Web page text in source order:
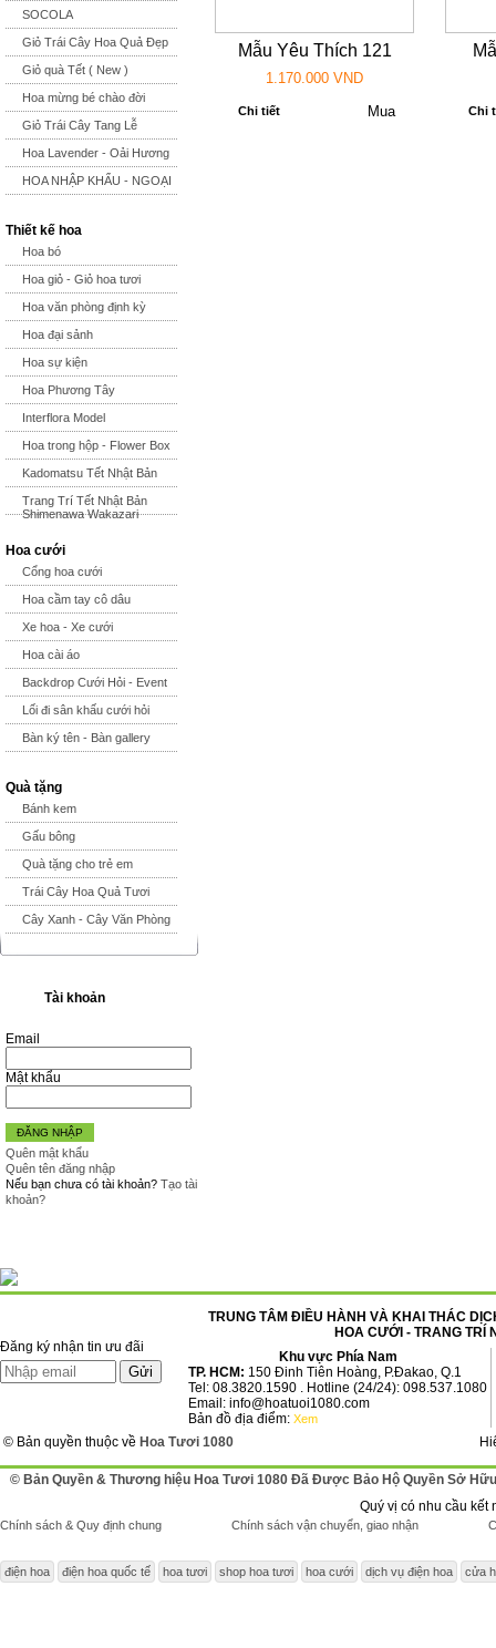
SOCOLA
Giỏ Trái Cây Hoa Quả Đẹp
Giỏ quà Tết ( New )
Hoa mừng bé chào đời
Giỏ Trái Cây Tang Lễ
Hoa Lavender - Oải Hương
HOA NHẬP KHẨU - NGOẠI
Thiết kế hoa
Hoa bó
Hoa giỏ - Giỏ hoa tươi
Hoa văn phòng định kỳ
Hoa đại sảnh
Hoa sự kiện
Hoa Phương Tây
Interflora Model
Hoa trong hộp - Flower Box
Kadomatsu Tết Nhật Bản
Trang Trí Tết Nhật Bản
Shimenawa Wakazari
Hoa cưới
Cổng hoa cưới
Hoa cầm tay cô dâu
Xe hoa - Xe cưới
Hoa cài áo
Backdrop Cưới Hỏi - Event
Lối đi sân khấu cưới hỏi
Bàn ký tên - Bàn gallery
Quà tặng
Bánh kem
Gấu bông
Quà tặng cho trẻ em
Trái Cây Hoa Quả Tươi
Cây Xanh - Cây Văn Phòng
Tài khoản
Email
Mật khẩu
ĐĂNG NHẬP
Quên mật khẩu
Quên tên đăng nhập
Nếu bạn chưa có tài khoản? Tạo tài
khoản?
Mẫu Yêu Thích 121
1.170.000 VND
Chi tiết Chi
Đăng ký nhận tin ưu đãi
TRUNG TÂM ĐIỀU HÀNH VÀ KHAI THÁC
HOA CƯỚI - TRANG TRÍ
Khu vực Phía Nam
TP. HCM: 150 Đinh Tiên Hoàng, P.Đakao, Q.1
Tel: 08.3820.1590 . Hotline (24/24): 098.537.1080
Email: info@hoatuoi1080.com
Bản đồ địa điểm: Xem
© Bản quyền thuộc về Hoa Tươi 1080
© Bản Quyền & Thương hiệu Hoa Tươi 1080 Đã Được Bảo Hộ Quyền Sở Hữu
Quý vị có nhu cầu kết
Chính sách & Quy định chung Chính sách vận chuyển, giao nhận
điện hoa điện hoa quốc tế hoa tươi shop hoa tươi hoa cưới dịch vụ điện hoa cửa